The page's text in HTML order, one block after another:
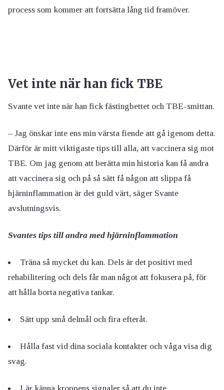
process som kommer att fortsätta lång tid framöver.
Vet inte när han fick TBE
Svante vet inte när han fick fästingbettet och TBE-smittan.
– Jag önskar inte ens min värsta fiende att gå igenom detta.
Därför är mitt viktigaste tips till alla, att vaccinera sig mot
TBE. Om jag genom att berätta min historia kan få andra
att vaccinera sig och på så sätt få någon att slippa få
hjärninflammation är det guld värt, säger Svante
avslutningsvis.
Svantes tips till andra med hjärninflammation
Träna så mycket du kan. Dels är det positivt med
rehabilitering och dels får man något att fokusera på, för
att hålla borta negativa tankar.
Sätt upp små delmål och fira efteråt.
Hålla fast vid dina sociala kontakter och våga visa dig
svag.
Lär känna kroppens signaler så att du inte